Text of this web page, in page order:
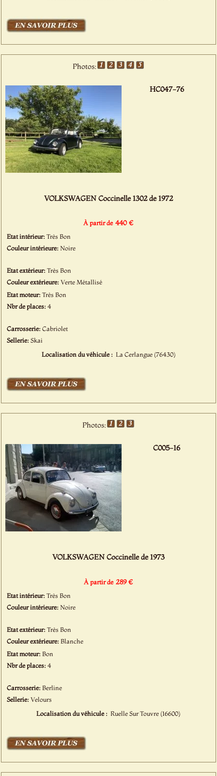
Photos:
HC047-76
VOLKSWAGEN Coccinelle 1302 de 1972
À partir de 440 €
Etat intérieur:Très Bon
Couleur intérieure:Noire
Etat extérieur:Très Bon
Couleur extérieure:Verte Métallisé
Etat moteur:Très Bon
Nbr de places:4
Carrosserie:Cabriolet
Sellerie:Skai
Localisation du véhicule : La Cerlangue (76430)
Photos:
C005-16
VOLKSWAGEN Coccinelle de 1973
À partir de 289 €
Etat intérieur:Très Bon
Couleur intérieure:Noire
Etat extérieur:Très Bon
Couleur extérieure:Blanche
Etat moteur:Bon
Nbr de places:4
Carrosserie:Berline
Sellerie:Velours
Localisation du véhicule : Ruelle Sur Touvre (16600)